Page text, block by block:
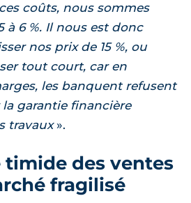
coûts, nous sommes
6 %. Il nous est donc
nos prix de 15 %, ou
tout court, car en
les banquent refusent
garantie financière
travaux .
timide des ventes
fragilisé